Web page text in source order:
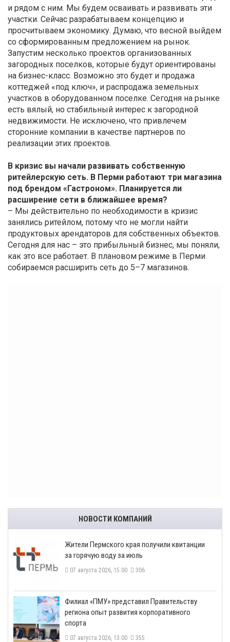
и рядом с ним. Мы будем осваивать и развивать эти
участки. Сейчас разрабатываем концепцию и
просчитываем экономику. Думаю, что весной выйдем
со сформированным предложением на рынок.
Запустим несколько проектов организованных
загородных поселков, которые будут ориентированы
на бизнес-класс. Возможно это будет и продажа
коттеджей «под ключ», и распродажа земельных
участков в оборудованном поселке. Сегодня на рынке
есть вялый, но стабильный интерес к загородной
недвижимости. Не исключено, что привлечем
сторонние компании в качестве партнеров по
реализации этих проектов.
В кризис вы начали развивать собственную
ритейлерскую сеть. В Перми работают три магазина
под брендом «Гастроном». Планируется ли
расширение сети в ближайшее время?
– Мы действительно по необходимости в кризис
занялись ритейлом, потому что не могли найти
продуктовых арендаторов для собственных объектов.
Сегодня для нас – это прибыльный бизнес, мы поняли,
как это все работает. В плановом режиме в Перми
собираемся расширить сеть до 5–7 магазинов.
НОВОСТИ КОМПАНИЙ
​Жители Пермского края получили квитанции
за горячую воду за июль
07 августа 2026, 15:00 306
​Филиал «ПМУ» представил Правительству
региона опыт развития корпоративного
спорта
07 августа 2026, 13:00 355